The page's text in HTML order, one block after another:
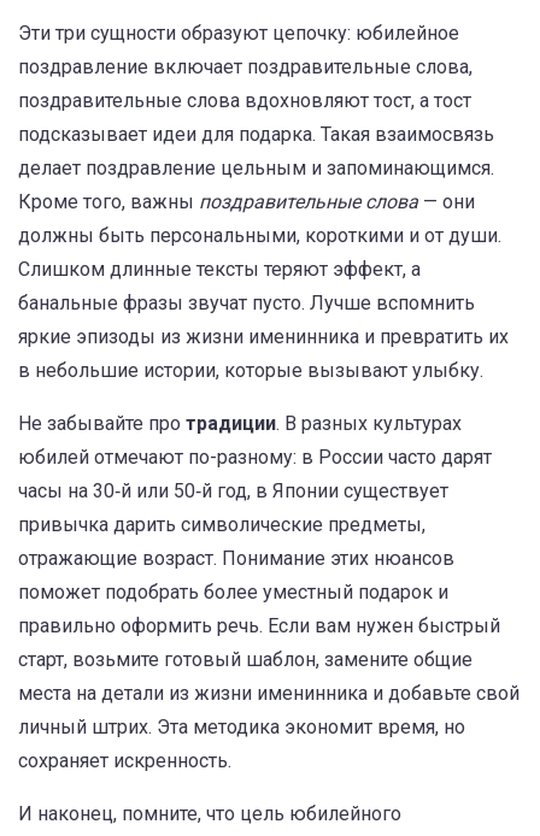
Эти три сущности образуют цепочку: юбилейное
поздравление включает поздравительные слова,
поздравительные слова вдохновляют тост, а тост
подсказывает идеи для подарка. Такая взаимосвязь
делает поздравление цельным и запоминающимся.
Кроме того, важны поздравительные слова — они
должны быть персональными, короткими и от души.
Слишком длинные тексты теряют эффект, а
банальные фразы звучат пусто. Лучше вспомнить
яркие эпизоды из жизни именинника и превратить их
в небольшие истории, которые вызывают улыбку.
Не забывайте про традиции. В разных культурах
юбилей отмечают по-разному: в России часто дарят
часы на 30‑й или 50‑й год, в Японии существует
привычка дарить символические предметы,
отражающие возраст. Понимание этих нюансов
поможет подобрать более уместный подарок и
правильно оформить речь. Если вам нужен быстрый
старт, возьмите готовый шаблон, замените общие
места на детали из жизни именинника и добавьте свой
личный штрих. Эта методика экономит время, но
сохраняет искренность.
И наконец, помните, что цель юбилейного